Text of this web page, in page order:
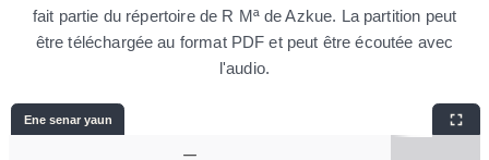
fait partie du répertoire de R Mª de Azkue. La partition peut
être téléchargée au format PDF et peut être écoutée avec
l'audio.
Ene senar yaun